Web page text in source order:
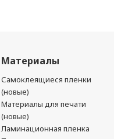
Материалы
Самоклеящиеся пленки
(новые)
Материалы для печати
(новые)
Ламинационная пленка